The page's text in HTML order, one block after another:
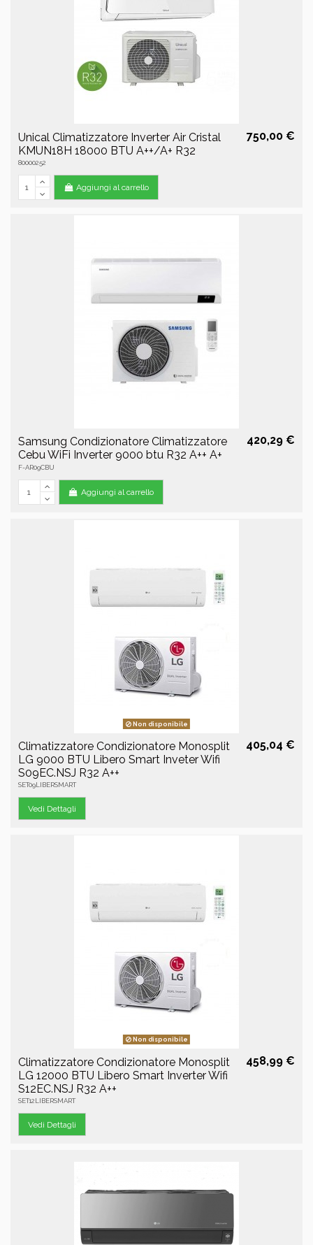
Unical Climatizzatore Inverter Air Cristal
KMUN18H 18000 BTU A++/A+ R32
80000252
750,00 €
Aggiungi al carrello
Samsung Condizionatore Climatizzatore
Cebu WiFi Inverter 9000 btu R32 A++ A+
F-AR09CBU
420,29 €
Aggiungi al carrello
Non disponibile
Climatizzatore Condizionatore Monosplit
LG 9000 BTU Libero Smart Inveter Wifi
S09EC.NSJ R32 A++
SET09LIBERSMART
405,04 €
Vedi Dettagli
Non disponibile
Climatizzatore Condizionatore Monosplit
LG 12000 BTU Libero Smart Inverter Wifi
S12EC.NSJ R32 A++
SET12LIBERSMART
458,99 €
Vedi Dettagli